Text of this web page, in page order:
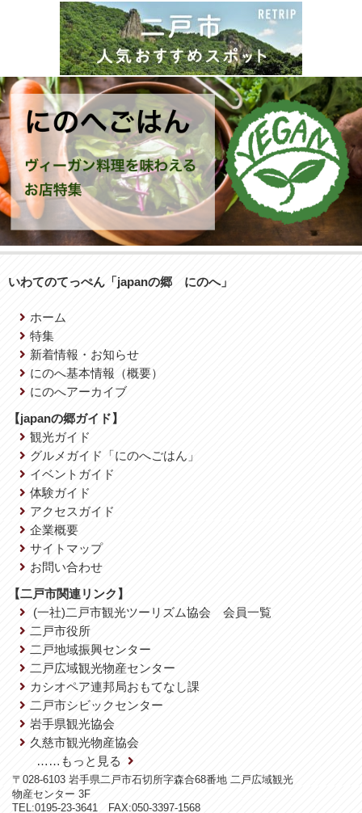
いわてのてっぺん「japanの郷 にのへ」
ホーム
特集
新着情報・お知らせ
にのへ基本情報（概要）
にのへアーカイブ
【japanの郷ガイド】
観光ガイド
グルメガイド「にのへごはん」
イベントガイド
体験ガイド
アクセスガイド
企業概要
サイトマップ
お問い合わせ
【二戸市関連リンク】
(一社)二戸市観光ツーリズム協会 会員一覧
二戸市役所
二戸地域振興センター
二戸広域観光物産センター
カシオペア連邦局おもてなし課
二戸市シビックセンター
岩手県観光協会
久慈市観光物産協会
……もっと見る
〒028-6103 岩手県二戸市石切所字森合68番地 二戸広域観光
物産センター 3F
TEL:0195-23-3641 FAX:050-3397-1568